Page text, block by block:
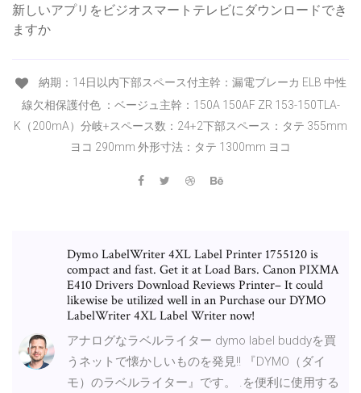
新しいアプリをビジオスマートテレビにダウンロードでき
ますか
納期：14日以内下部スペース付主幹：漏電ブレーカ ELB 中性
線欠相保護付色 ：ベージュ主幹：150A 150AF ZR 153-150TLA-
K（200mA）分岐+スペース数：24+2下部スペース：タテ 355mm
ヨコ 290mm 外形寸法：タテ 1300mm ヨコ
Dymo LabelWriter 4XL Label Printer 1755120 is
compact and fast. Get it at Load Bars. Canon PIXMA
E410 Drivers Download Reviews Printer– It could
likewise be utilized well in an Purchase our DYMO
LabelWriter 4XL Label Writer now!
アナログなラベルライター dymo label buddyを買
うネットで懐かしいものを発見!! 『DYMO（ダイ
モ）のラベルライター』です。 .を便利に使用する